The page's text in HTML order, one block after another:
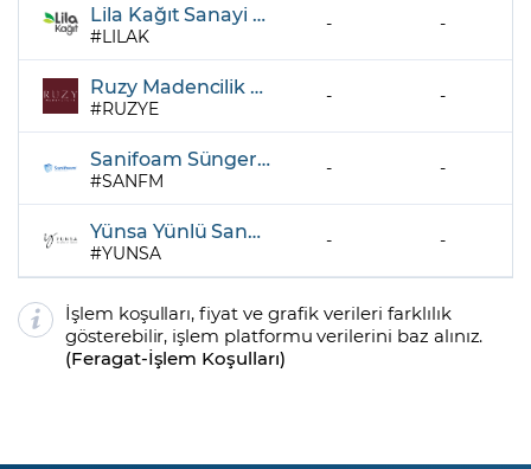
Lila Kağıt Sanayi ve Ticaret A.Ş.
LILAK
- -
Ruzy Madencilik ve Enerji Yatirimlari Sanayi ve Ticaret
RUZYE
- -
Sanifoam Sünger Sanayi Ve Ticaret A.Ş.
SANFM
- -
Yünsa Yünlü Sanayi Ve Ticaret A.Ş.
YUNSA
- -
İşlem koşulları, fiyat ve grafik verileri farklılık
gösterebilir, işlem platformu verilerini baz alınız.
(Feragat-İşlem Koşulları)